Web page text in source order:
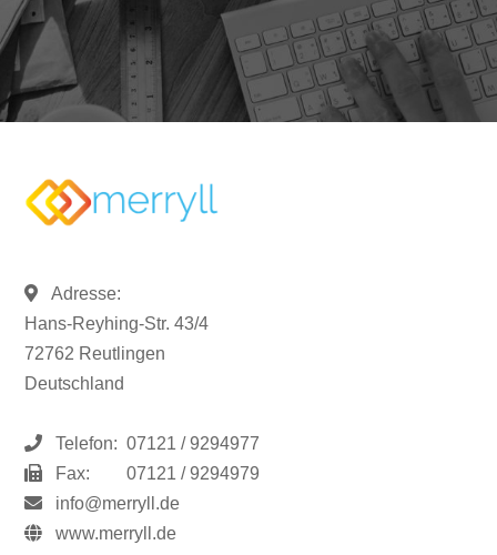
Adresse:
Hans-Reyhing-Str. 43/4
72762 Reutlingen
Deutschland
Telefon: 07121 / 9294977
Fax:
07121 / 9294979
info@merryll.de
www.merryll.de